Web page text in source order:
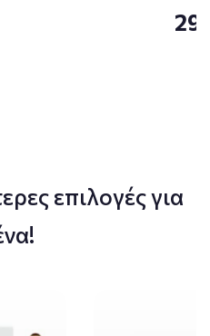
επιλογές για